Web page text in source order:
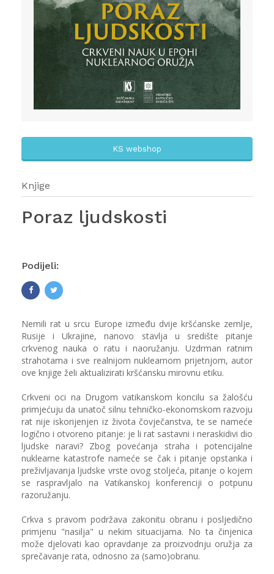
KS webshop
Knjige
Poraz ljudskosti
Podijeli:
Nemili rat u srcu Europe između dvije kršćanske zemlje,
Rusije i Ukrajine, nanovo stavlja u središte pitanje
crkvenog nauka o ratu i naoružanju. Uzdrman ratnim
strahotama i sve realnijom nuklearnom prijetnjom, autor
ove knjige želi aktualizirati kršćansku mirovnu etiku.
Crkveni oci na Drugom vatikanskom koncilu sa žalošću
primjećuju da unatoč silnu tehničko-ekonomskom razvoju
rat nije iskorijenjen iz života čovječanstva, te se nameće
logično i otvoreno pitanje: je li rat sastavni i neraskidivi dio
ljudske naravi? Zbog povećanja straha i potencijalne
nuklearne katastrofe nameće se čak i pitanje opstanka i
preživljavanja ljudske vrste ovog stoljeća, pitanje o kojem
se raspravljalo na Vatikanskoj konferenciji o potpunu
razoružanju.
Crkva s pravom podržava zakonitu obranu i posljedično
primjenu "nasilja" u nekim situacijama. No ta činjenica
može djelovati kao opravdanje za proizvodnju oružja za
sprečavanje rata, odnosno za (samo)obranu.